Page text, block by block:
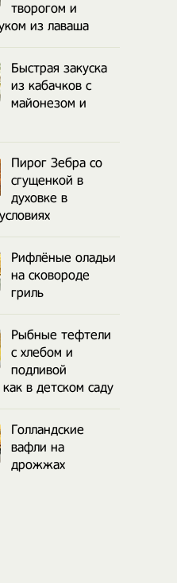
творогом и
из лаваша
Быстрая закуска
из кабачков с
майонезом и
Пирог Зебра со
сгущенкой в
духовке в
Рифлёные оладьи
на сковороде
гриль
Рыбные тефтели
с хлебом и
подливой
в детском саду
Голландские
вафли на
дрожжах